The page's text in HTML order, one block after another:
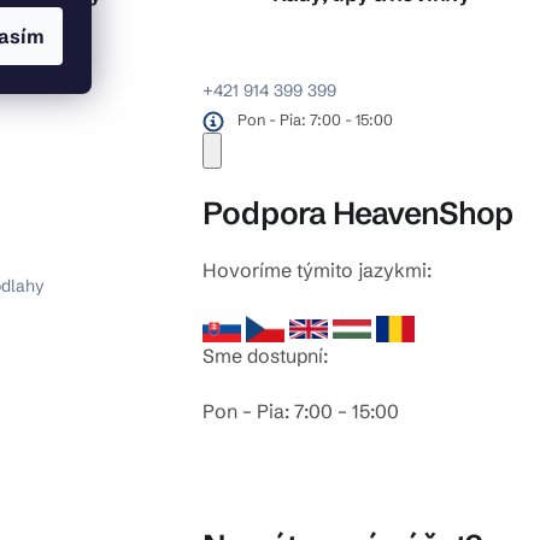
+421 914 399 399
Pon - Pia: 7:00 - 15:00
Podpora HeavenShop
Hovoríme týmito jazykmi:
Sme dostupní:
Pon – Pia: 7:00 – 15:00